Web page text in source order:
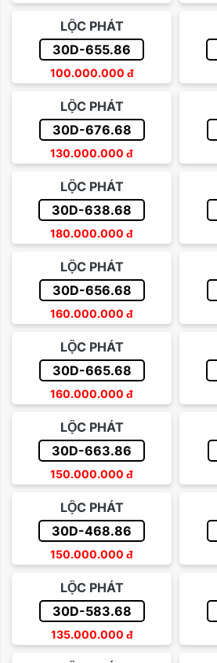
LỘC PHÁT
30D-655.86
100.000.000 đ
LỘC PHÁT
30D-676.68
130.000.000 đ
LỘC PHÁT
30D-638.68
180.000.000 đ
LỘC PHÁT
30D-656.68
160.000.000 đ
LỘC PHÁT
30D-665.68
160.000.000 đ
LỘC PHÁT
30D-663.86
150.000.000 đ
LỘC PHÁT
30D-468.86
150.000.000 đ
LỘC PHÁT
30D-583.68
135.000.000 đ